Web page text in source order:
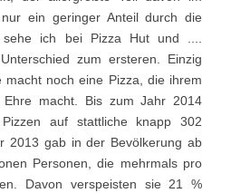
ein geringer Anteil durch die
sehe ich bei Pizza Hut und ....
zum ersteren. Einzig
noch eine Pizza, die ihrem
Ehre macht. Bis zum Jahr 2014
auf stattliche knapp 302
2013 gab in der Bevölkerung ab
Personen, die mehrmals pro
Davon verspeisten sie 21 %